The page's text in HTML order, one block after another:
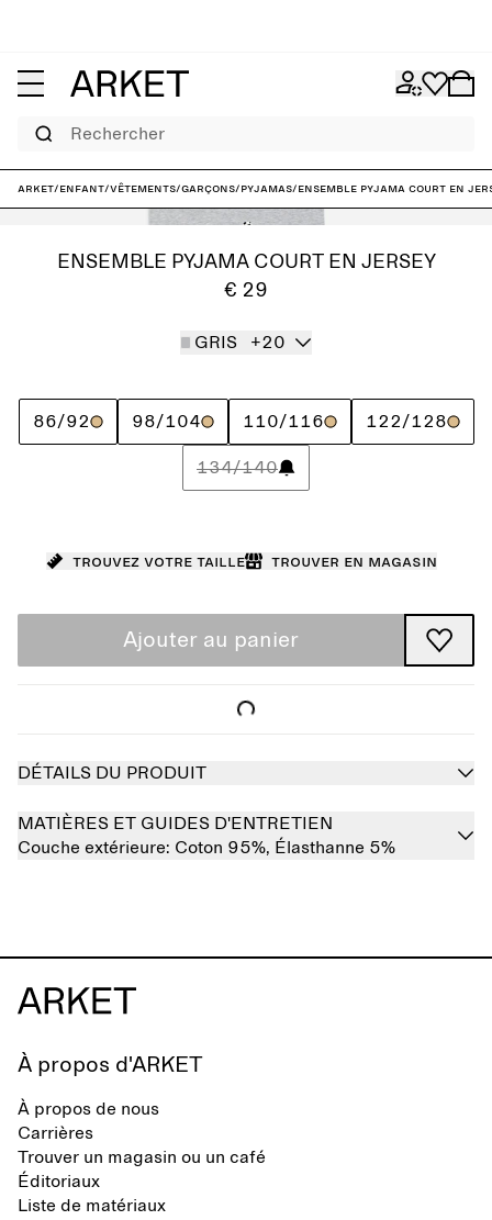
Rechercher
ARKET/Enfant/Vêtements/Garçons/Pyjamas/Ensemble pyjama court en
ENSEMBLE PYJAMA COURT EN JERSEY
€ 29
GRIS +20
86/92 98/104 110/116 122/128
134/140
Trouvez votre taille Trouver en magasin
Ajouter au panier
DÉTAILS DU PRODUIT
MATIÈRES ET GUIDES D'ENTRETIEN
Couche extérieure: Coton 95%, Élasthanne 5%
À propos d'ARKET
À propos de nous
Carrières
Trouver un magasin ou un café
Éditoriaux
Liste de matériaux